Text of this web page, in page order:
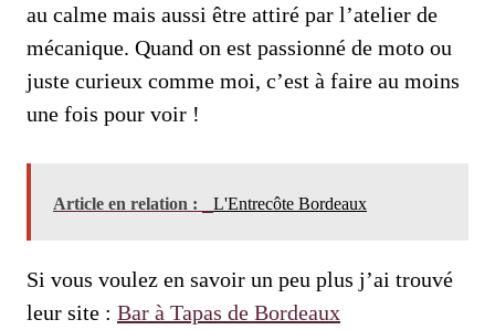
au calme mais aussi être attiré par l’atelier de
mécanique. Quand on est passionné de moto ou
juste curieux comme moi, c’est à faire au moins
une fois pour voir !
Article en relation : L'Entrecôte Bordeaux
Si vous voulez en savoir un peu plus j’ai trouvé
leur site : Bar à Tapas de Bordeaux